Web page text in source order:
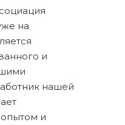
на
и
нашей
и